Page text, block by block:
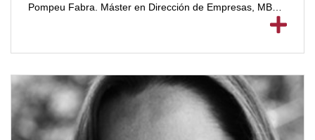
Pompeu Fabra. Máster en Dirección de Empresas, MBA,
Gestión Económica de Organizaciones Deportivas
Centro adscrito UPF Profesor de la Licenciatura conjunta
CAFE-Fisioterapia. Profesor de Legislación, Gestión y
Dirección Deportiva. Universidad Blas Pascal. Profesor de
la Diplomatura en Gestión Deportiva. [/ubp_show_more]